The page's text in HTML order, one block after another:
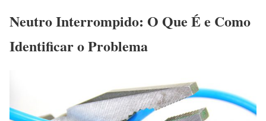
Neutro Interrompido: O Que É e Como
Identificar o Problema